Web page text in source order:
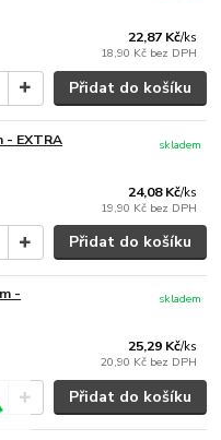
22,87 Kč/ks
18,90 Kč bez DPH
Přidat do košíku
- EXTRA
24,08 Kč/ks
19,90 Kč bez DPH
skladem
Přidat do košíku
-
25,29 Kč/ks
20,90 Kč bez DPH
skladem
Přidat do košíku